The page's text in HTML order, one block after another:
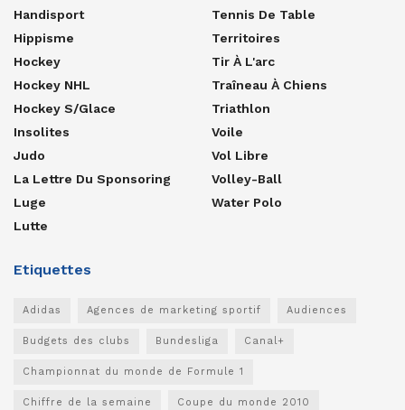
Handisport
Hippisme
Hockey
Hockey NHL
Hockey S/glace
Insolites
Judo
La Lettre Du Sponsoring
Luge
Lutte
Tennis De Table
Territoires
Tir À L'arc
Traîneau À Chiens
Triathlon
Voile
Vol Libre
Volley-Ball
Water Polo
Etiquettes
Adidas Agences de marketing sportif Audiences
Budgets des clubs Bundesliga Canal+
Championnat du monde de Formule 1
Chiffre de la semaine Coupe du monde 2010